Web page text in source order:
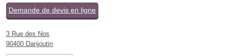
Demande de devis en ligne
3 Rue des Nos
90400 Danjoutin